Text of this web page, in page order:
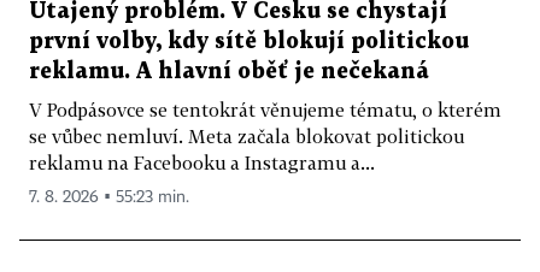
Utajený problém. V Česku se chystají
první volby, kdy sítě blokují politickou
reklamu. A hlavní oběť je nečekaná
V Podpásovce se tentokrát věnujeme tématu, o kterém
se vůbec nemluví. Meta začala blokovat politickou
reklamu na Facebooku a Instagramu a...
7. 8. 2026 ▪ 55:23 min.